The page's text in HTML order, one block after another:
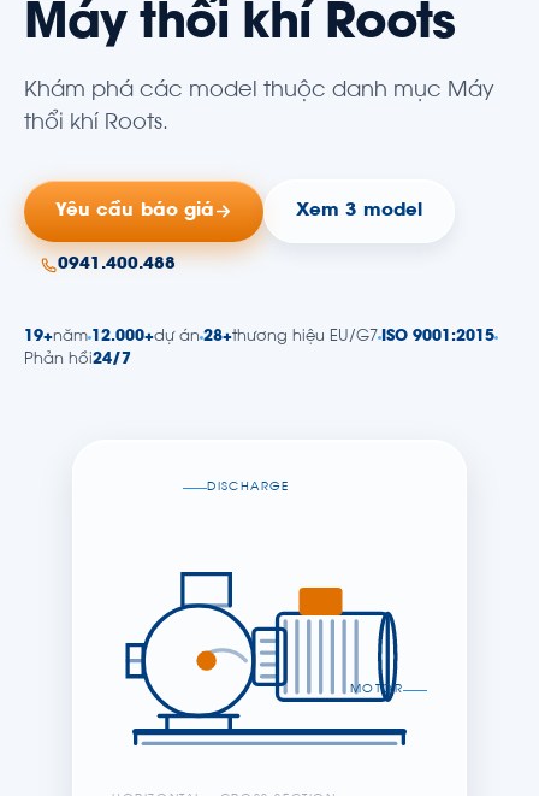
Máy thổi khí Roots
Khám phá các model thuộc danh mục Máy
thổi khí Roots.
Yêu cầu báo giá Xem 3 model
0941.400.488
19+năm 12.000+dự án 28+thương hiệu EU/G7
ISO 9001:2015
Phản hồi24/7
DISCHARGE
MOTOR